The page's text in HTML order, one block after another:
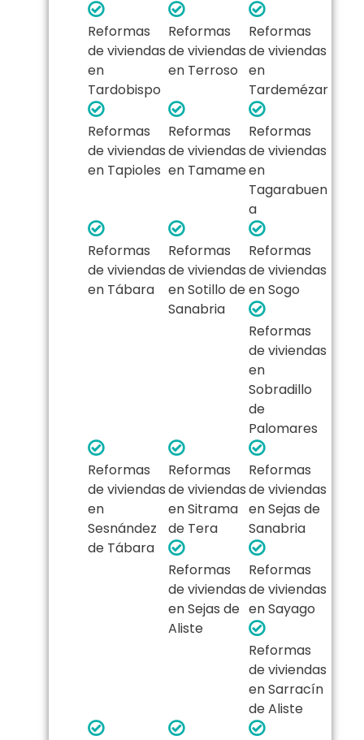
Reformas
de viviendas
en
Tardobispo
Reformas
de viviendas
en Terroso
Reformas
de viviendas
en
Tardemézar
Reformas
de viviendas
en Tapioles
Reformas
de viviendas
en Tamame
Reformas
de viviendas
en
Tagarabuen
a
Reformas
de viviendas
en Tábara
Reformas
de viviendas
en Sotillo de
Sanabria
Reformas
de viviendas
en Sogo
Reformas
de viviendas
en
Sobradillo
de
Palomares
Reformas
de viviendas
en
Sesnández
de Tábara
Reformas
de viviendas
en Sitrama
de Tera
Reformas
de viviendas
en Sejas de
Sanabria
Reformas
de viviendas
en Sejas de
Aliste
Reformas
de viviendas
en Sayago
Reformas
de viviendas
en Sarracín
de Aliste